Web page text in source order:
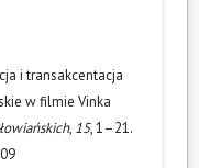
i transakcentacja
w filmie Vinka
, 15, 1–21.